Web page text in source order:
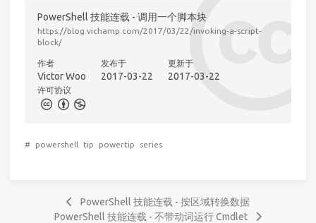
PowerShell 技能连载 - 调用一个脚本块
https://blog.vichamp.com/2017/03/22/invoking-a-script-
block/
作者
Victor Woo
发布于
2017-03-22
更新于
2017-03-22
许可协议
# powershell tip powertip series
PowerShell 技能连载 - 按区域转换数据
PowerShell 技能连载 - 不带动词运行 Cmdlet